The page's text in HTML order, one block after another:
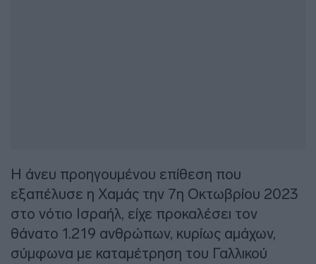
Η άνευ προηγουμένου επίθεση που
εξαπέλυσε η Χαμάς την 7η Οκτωβρίου 2023
στο νότιο Ισραήλ, είχε προκαλέσει τον
θάνατο 1.219 ανθρώπων, κυρίως αμάχων,
σύμφωνα με καταμέτρηση του Γαλλικού